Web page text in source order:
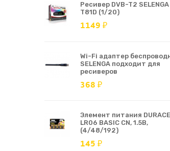
Ресивер DVB-T2 SELENGA
T81D (1/20)
1149 ₽
Wi-Fi адаптер
SELENGA подходит для
ресиверов
368 ₽
Элемент питания
LR06 BASIC CN, 1.5В,
(4/48/192)
145 ₽